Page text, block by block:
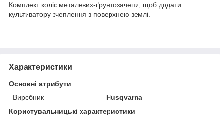
Комплект коліс металевих-ґрунтозачепи, щоб додати
культиватору зчеплення з поверхнею землі.
Характеристики
Основні атрибути
Виробник
Husqvarna
Користувальницькі характеристики